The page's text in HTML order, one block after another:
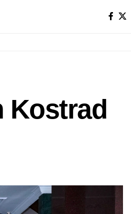
Kostrad